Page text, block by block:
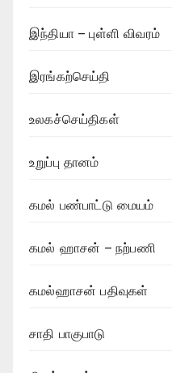
இந்தியா – புள்ளி விவரம்
இரங்கற்செய்தி
உலகச்செய்திகள்
உறுப்பு தானம்
கமல் பண்பாட்டு மையம்
கமல் ஹாசன் – நற்பணி
கமல்ஹாசன் பதிவுகள்
சாதி பாகுபாடு